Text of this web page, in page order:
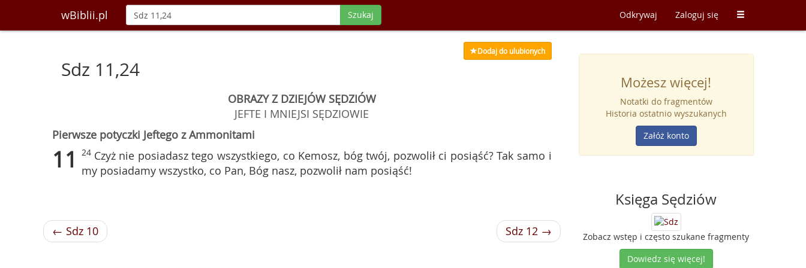
wBiblii.pl Szukaj Odkrywaj Zaloguj się
Dodaj do ulubionych
Sdz 11,24
OBRAZY Z DZIEJÓW SĘDZIÓW
JEFTE I MNIEJSI SĘDZIOWIE
Pierwsze potyczki Jeftego z Ammonitami
11 24 Czyż nie posiadasz tego wszystkiego, co Kemosz, bóg twój, pozwolił ci posiąść? Tak samo i
my posiadamy wszystko, co Pan, Bóg nasz, pozwolił nam posiąść!
← Sdz 10 Sdz 12 →
Możesz więcej!
Notatki do fragmentów
Historia ostatnio wyszukanych
Załóż konto
Księga Sędziów
Zobacz wstęp i często szukane fragmenty
Dowiedz się więcej!